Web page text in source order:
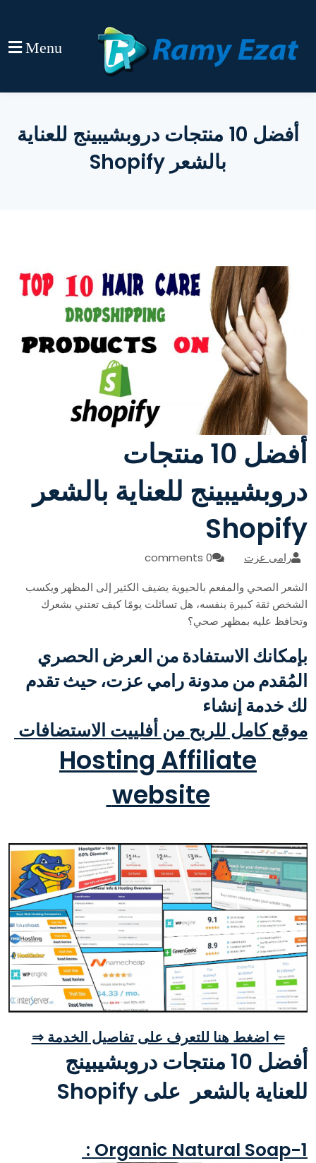
Menu
أفضل 10 منتجات دروبشيبينج للعناية
بالشعر Shopify
أفضل 10 منتجات
دروبشيبينج للعناية بالشعر
Shopify
رامى عزت
0 comments
الشعر الصحي والمفعم بالحيوية يضيف الكثير إلى المظهر ويكسب
الشخص ثقة كبيرة بنفسه، هل تسائلت يومًا كيف تعتني بشعرك
وتحافظ عليه بمظهر صحي؟
بإمكانك الاستفادة من العرض الحصري
المُقدم من مدونة رامي عزت، حيث تقدم
لك خدمة إنشاء
موقع كامل للربح من أفلييت الاستضافات
Hosting Affiliate
website
⇐ اضغط هنا للتعرف على تفاصيل الخدمة ⇒
أفضل 10 منتجات دروبشيبينج
للعناية بالشعر على Shopify
1-Organic Natural Soap :